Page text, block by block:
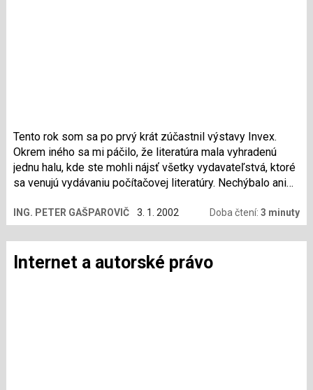
Tento rok som sa po prvý krát zúčastnil výstavy Invex.
Okrem iného sa mi páčilo, že literatúra mala vyhradenú
jednu halu, kde ste mohli nájsť všetky vydavateľstvá, ktoré
sa venujú vydávaniu počítačovej literatúry. Nechýbalo ani
dvomi novými knižnými titulmi. Prvá kniha ktorú
spomeniem vyšla v edícii operačné systémy a ide o 2.
aktualizované vydanie knihy "LINUX Dokumentační
projekt". Ďalšia kniha, ktorá bola horúcou novinkou mala
názov "Linux Programujeme profesionálně".
ING. PETER GAŠPAROVIČ 3. 1. 2002 Doba čtení:3 minuty
Internet a autorské právo